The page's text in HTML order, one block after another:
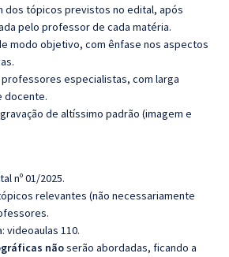
dos tópicos previstos no edital, após
pelo professor de cada matéria.
modo objetivo, com ênfase nos aspectos
professores especialistas, com larga
docente.
de altíssimo padrão (imagem e
nº 01/2025.
relevantes (não necessariamente
videoaulas 110.
nãoserão abordadas, ficando a